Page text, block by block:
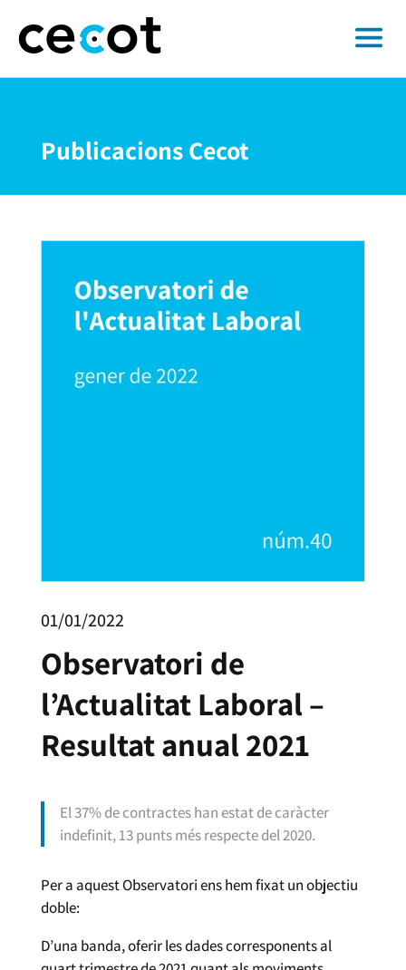
Publicacions Cecot
01/01/2022
Observatori de
l’Actualitat Laboral –
Resultat anual 2021
El 37% de contractes han estat de caràcter
indefinit, 13 punts més respecte del 2020.
Per a aquest Observatori ens hem fixat un objectiu
doble:
D’una banda, oferir les dades corresponents al